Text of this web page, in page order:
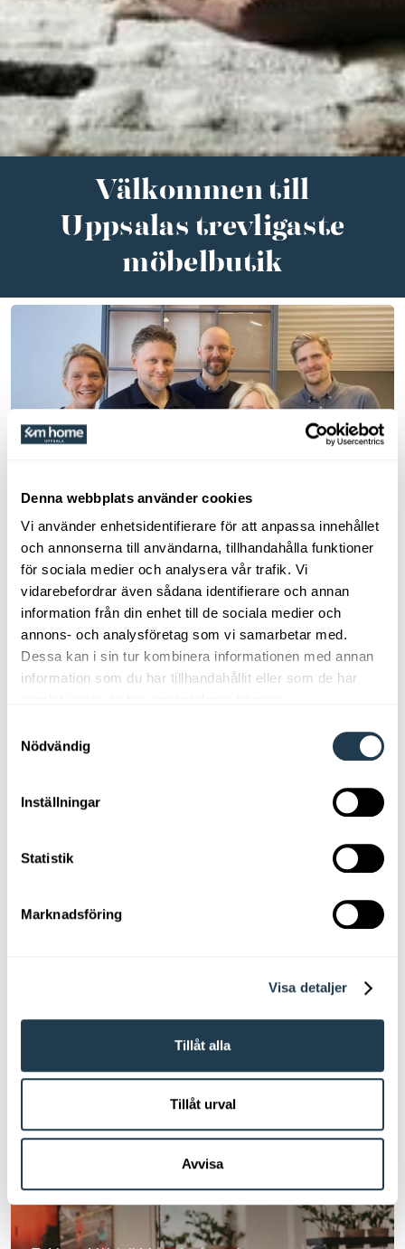
Denna webbplats använder cookies
Vi använder enhetsidentifierare för att anpassa innehållet
och annonserna till användarna, tillhandahålla funktioner
för sociala medier och analysera vår trafik. Vi
vidarebefordrar även sådana identifierare och annan
information från din enhet till de sociala medier och
annons- och analysföretag som vi samarbetar med.
Dessa kan i sin tur kombinera informationen med annan
information som du har tillhandahållit eller som de har
Nödvändig
Inställningar
Statistik
Marknadsföring
Visa detaljer
Tillåt alla
Tillåt urval
Avvisa
Välkommen till
Uppsalas trevligaste
möbelbutik
Em home bassortiment
Varumärken
Inredningstips